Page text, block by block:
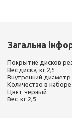
Загальна
Покрытие дисков
Вес диска, кг 2,5
Внутренний диаметр
Количество в наборе
Цвет черный
Вес, кг 2,5